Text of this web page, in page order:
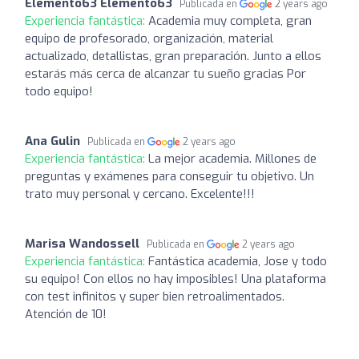
Publicada en 2 years ago
Experiencia fantástica: Academia muy completa, gran
equipo de profesorado, organización, material
actualizado, detallistas, gran preparación. Junto a ellos
estarás más cerca de alcanzar tu sueño gracias Por
todo equipo!
Ana Gulin Publicada en 2 years ago
Experiencia fantástica: La mejor academia. Millones de
preguntas y exámenes para conseguir tu objetivo. Un
trato muy personal y cercano. Excelente!!!
Marisa Wandossell Publicada en 2 years ago
Experiencia fantástica: Fantástica academia, Jose y todo
su equipo! Con ellos no hay imposibles! Una plataforma
con test infinitos y super bien retroalimentados.
Atención de 10!